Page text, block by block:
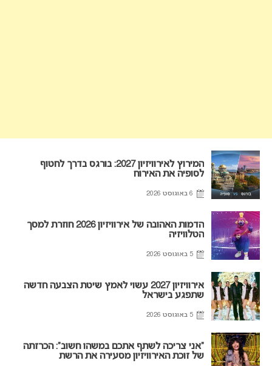
המירוץ לאירוויזיון 2027: בורגס בדרך לחטוף
לסופיה את האירוח
6 באוגוסט 2026
הדמות האהובה של אירוויזיון 2026 חוזרת למסך
הטלוויזיה
5 באוגוסט 2026
אירוויזיון 2027 עשוי לאמץ שיטת הצבעה חדשה
שתפגע בישראל
5 באוגוסט 2026
“אני צריכה לשתף אתכם במשהו חשוב”: הכרזתה
של זוכת האירוויזיון מסעירה את הרשת